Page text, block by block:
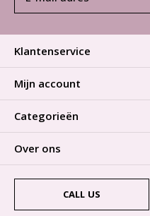
Klantenservice
Mijn account
Categorieën
Over ons
CALL US